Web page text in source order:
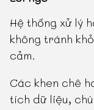
Hệ thống xử lý
không tránh
cảm.
Các khen chê
tích dữ liệu,